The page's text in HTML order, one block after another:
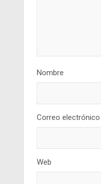
Nombre
Correo electrónico
Web